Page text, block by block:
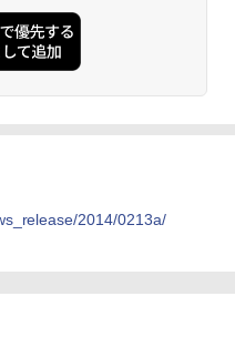
2014/0213a/